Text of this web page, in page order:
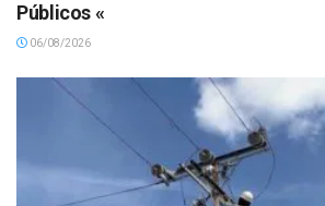
Públicos «
06/08/2026